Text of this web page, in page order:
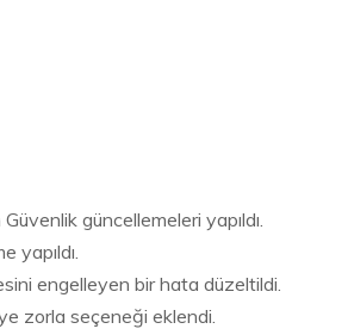
güncellemeleri yapıldı.
yapıldı.
engelleyen bir hata düzeltildi.
zorla seçeneği eklendi.